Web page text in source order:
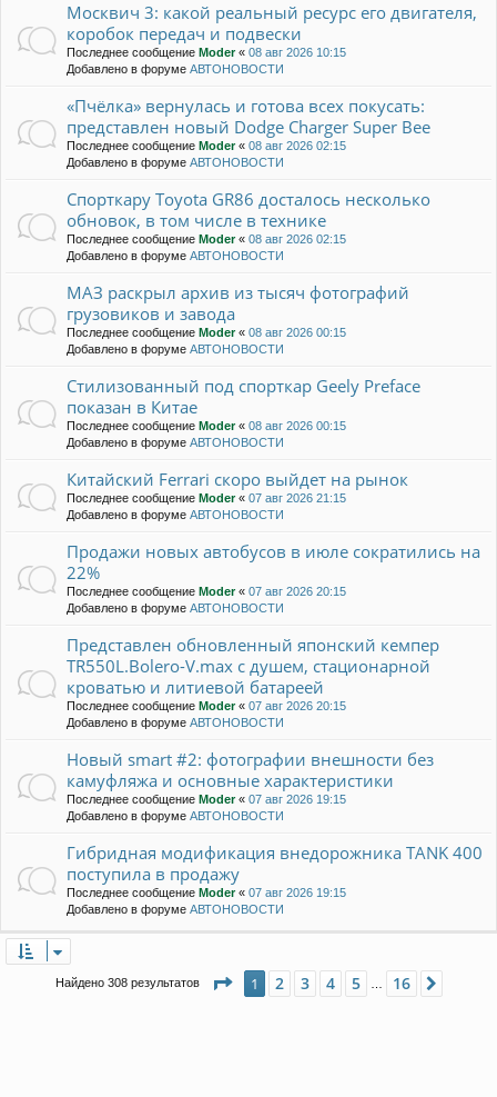
Москвич 3: какой реальный ресурс его двигателя,
коробок передач и подвески
Последнее сообщение Moder« 08 авг 2026 10:15
Добавлено в форуме АВТОНОВОСТИ
«Пчёлка» вернулась и готова всех покусать:
представлен новый Dodge Charger Super Bee
Последнее сообщение Moder« 08 авг 2026 02:15
Добавлено в форуме АВТОНОВОСТИ
Спорткару Toyota GR86 досталось несколько
обновок, в том числе в технике
Последнее сообщение Moder« 08 авг 2026 02:15
Добавлено в форуме АВТОНОВОСТИ
МАЗ раскрыл архив из тысяч фотографий
грузовиков и завода
Последнее сообщение Moder« 08 авг 2026 00:15
Добавлено в форуме АВТОНОВОСТИ
Стилизованный под спорткар Geely Preface
показан в Китае
Последнее сообщение Moder« 08 авг 2026 00:15
Добавлено в форуме АВТОНОВОСТИ
Китайский Ferrari скоро выйдет на рынок
Последнее сообщение Moder« 07 авг 2026 21:15
Добавлено в форуме АВТОНОВОСТИ
Продажи новых автобусов в июле сократились на
22%
Последнее сообщение Moder« 07 авг 2026 20:15
Добавлено в форуме АВТОНОВОСТИ
Представлен обновленный японский кемпер
TR550L.Bolero-V.max с душем, стационарной
кроватью и литиевой батареей
Последнее сообщение Moder« 07 авг 2026 20:15
Добавлено в форуме АВТОНОВОСТИ
Новый smart #2: фотографии внешности без
камуфляжа и основные характеристики
Последнее сообщение Moder« 07 авг 2026 19:15
Добавлено в форуме АВТОНОВОСТИ
Гибридная модификация внедорожника TANK 400
поступила в продажу
Последнее сообщение Moder« 07 авг 2026 19:15
Добавлено в форуме АВТОНОВОСТИ
Найдено 308 результатов Страница из 16
1 2 3 4 5 16